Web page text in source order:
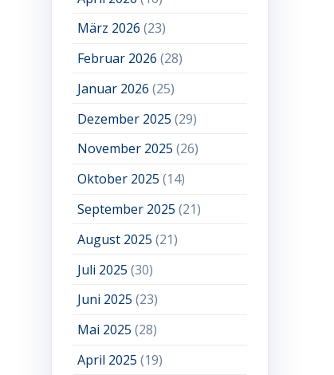
März 2026 (23)
Februar 2026 (28)
Januar 2026 (25)
Dezember 2025 (29)
November 2025 (26)
Oktober 2025 (14)
September 2025 (21)
August 2025 (21)
Juli 2025 (30)
Juni 2025 (23)
Mai 2025 (28)
April 2025 (19)